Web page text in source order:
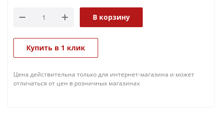
В корзину
Купить в 1 клик
Цена действительна только для интернет-магазина и может
отличаться от цен в розничных магазинах